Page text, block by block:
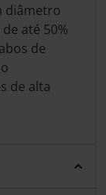
diâmetro
até 50%
de
de alta